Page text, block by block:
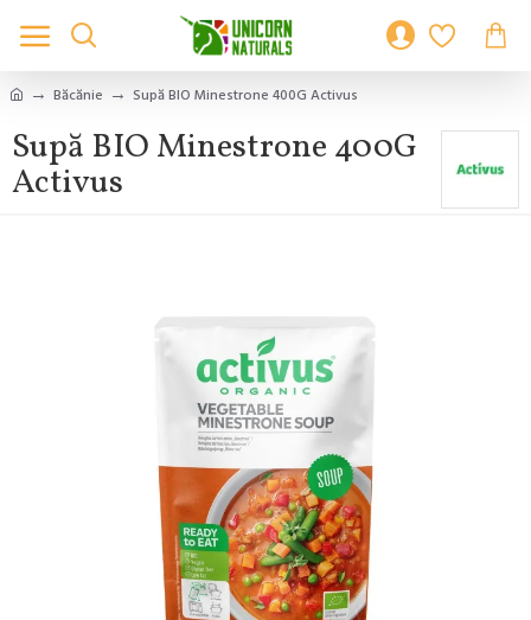
Băcănie Supă BIO Minestrone 400G Activus
Supă BIO Minestrone 400G
Activus